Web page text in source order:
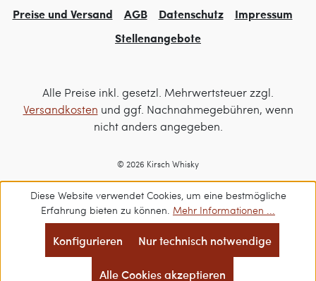
Preise und Versand AGB Datenschutz
Impressum
Stellenangebote
Alle Preise inkl. gesetzl. Mehrwertsteuer zzgl.
Versandkosten und ggf. Nachnahmegebühren, wenn
nicht anders angegeben.
© 2026 Kirsch Whisky
Diese Website verwendet Cookies, um eine bestmögliche
Erfahrung bieten zu können. Mehr Informationen ...
Nur technisch notwendige
Konfigurieren
Alle Cookies akzeptieren